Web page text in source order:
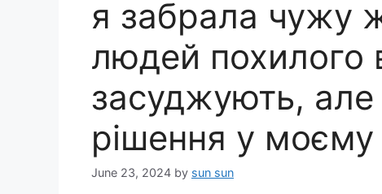
я забрала чужу
людей похилого
засуджують,
рішення у моєму
June 23, 2024 by sun sun